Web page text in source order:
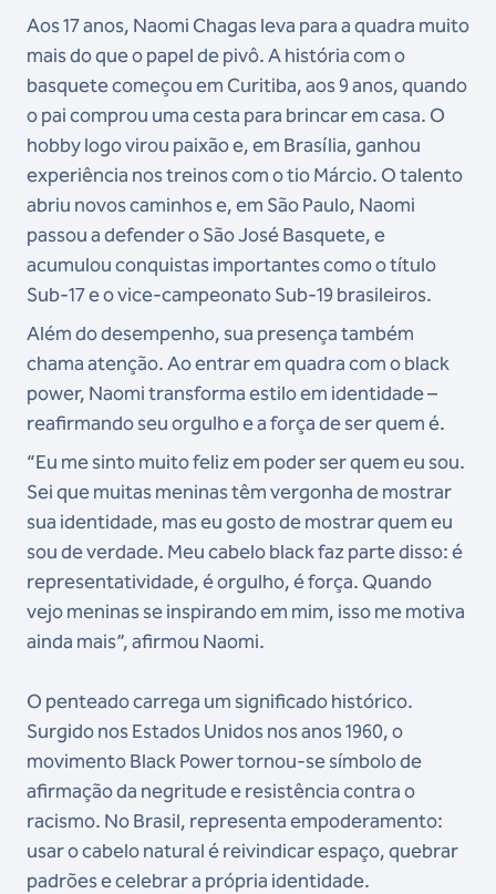
Aos 17 anos, Naomi Chagas leva para a quadra muito
mais do que o papel de pivô. A história com o
basquete começou em Curitiba, aos 9 anos, quando
o pai comprou uma cesta para brincar em casa. O
hobby logo virou paixão e, em Brasília, ganhou
experiência nos treinos com o tio Márcio. O talento
abriu novos caminhos e, em São Paulo, Naomi
passou a defender o São José Basquete, e
acumulou conquistas importantes como o título
Sub-17 e o vice-campeonato Sub-19 brasileiros.
Além do desempenho, sua presença também
chama atenção. Ao entrar em quadra com o black
power, Naomi transforma estilo em identidade –
reafirmando seu orgulho e a força de ser quem é.
“Eu me sinto muito feliz em poder ser quem eu sou.
Sei que muitas meninas têm vergonha de mostrar
sua identidade, mas eu gosto de mostrar quem eu
sou de verdade. Meu cabelo black faz parte disso: é
representatividade, é orgulho, é força. Quando
vejo meninas se inspirando em mim, isso me motiva
ainda mais”, afirmou Naomi.
O penteado carrega um significado histórico.
Surgido nos Estados Unidos nos anos 1960, o
movimento Black Power tornou-se símbolo de
afirmação da negritude e resistência contra o
racismo. No Brasil, representa empoderamento:
usar o cabelo natural é reivindicar espaço, quebrar
padrões e celebrar a própria identidade.